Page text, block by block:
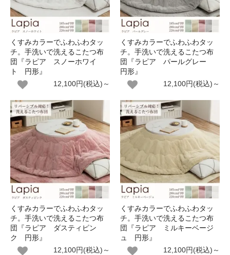
くすみカラーでふわふわタッ
チ。手洗いで洗えるこたつ布
団『ラピア スノーホワイ
ト 円形』
12,100円(税込)～
くすみカラーでふわふわタッ
チ。手洗いで洗えるこたつ布
団『ラピア パールグレー
円形』
12,100円(税込)～
くすみカラーでふわふわタッ
チ。手洗いで洗えるこたつ布
団『ラピア ダスティピン
ク 円形』
12,100円(税込)～
くすみカラーでふわふわタッ
チ。手洗いで洗えるこたつ布
団『ラピア ミルキーベージ
ュ 円形』
12,100円(税込)～